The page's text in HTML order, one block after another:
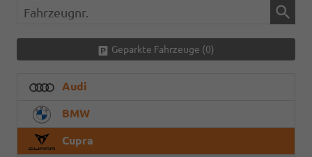
Fahrzeugnr.
Geparkte Fahrzeuge (0)
Audi
BMW
Cupra